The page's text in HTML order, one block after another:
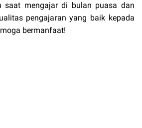
saat mengajar di bulan puasa dan
pengajaran yang baik kepada
bermanfaat!